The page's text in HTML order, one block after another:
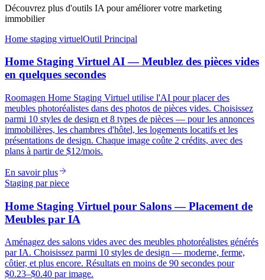
Découvrez plus d'outils IA pour améliorer votre marketing
immobilier
Home staging virtuelOutil Principal
Home Staging Virtuel AI — Meublez des pièces vides
en quelques secondes
Roomagen Home Staging Virtuel utilise l'AI pour placer des
meubles photoréalistes dans des photos de pièces vides. Choisissez
parmi 10 styles de design et 8 types de pièces — pour les annonces
immobilières, les chambres d'hôtel, les logements locatifs et les
présentations de design. Chaque image coûte 2 crédits, avec des
plans à partir de $12/mois.
En savoir plus
Staging par piece
Home Staging Virtuel pour Salons — Placement de
Meubles par IA
Aménagez des salons vides avec des meubles photoréalistes générés
par IA. Choisissez parmi 10 styles de design — moderne, ferme,
côtier, et plus encore. Résultats en moins de 90 secondes pour
$0.23–$0.40 par image.